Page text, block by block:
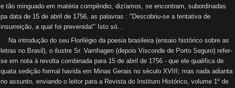
e tão minguado em matéria compêndio, dizíamos, se encontram, subordinadas
pa data de 15 de abril de 1756, as palavras : "Descobriu-se a tentativa de
insurreição, a qual foi prevenida!" Isto só...
Na introdução do seu Florilégio da poesia brasileira (ensaio histórico sobre as
letras no Brasil), o ilustre Sr. Varnhagen (depois Visconde de Porto Seguro) refer-
se em nota á revolta combinada para 15 de abril de 1756 - que ele qualifica de
quata sedição formal havida em Minas Gerais no século XVIII; mas nada adianta
no assunto, enviando o leitor para a Revista do Instituro Histórico, volume 1º de